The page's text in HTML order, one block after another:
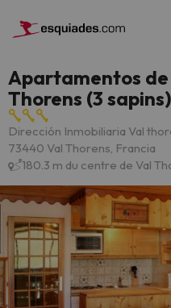
Apartamentos
Thorens (3 sapins)
Dirección Inmobiliaria Val
73440 Val Thorens, Francia
180.3 m du centre de Val